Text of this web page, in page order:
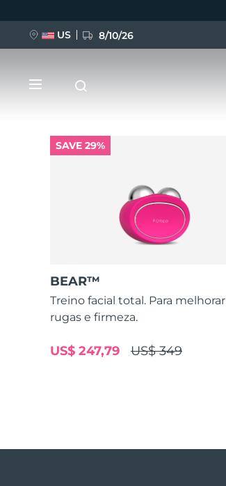
SAVE 29%
BEAR™
Treino facial total. Para melhorar
rugas e firmeza.
US$ 349
US$ 247,79
US 8/10/26
FAQ™ Pure Beauty-Tech Elixir
issa™ Teeth Whitening Set